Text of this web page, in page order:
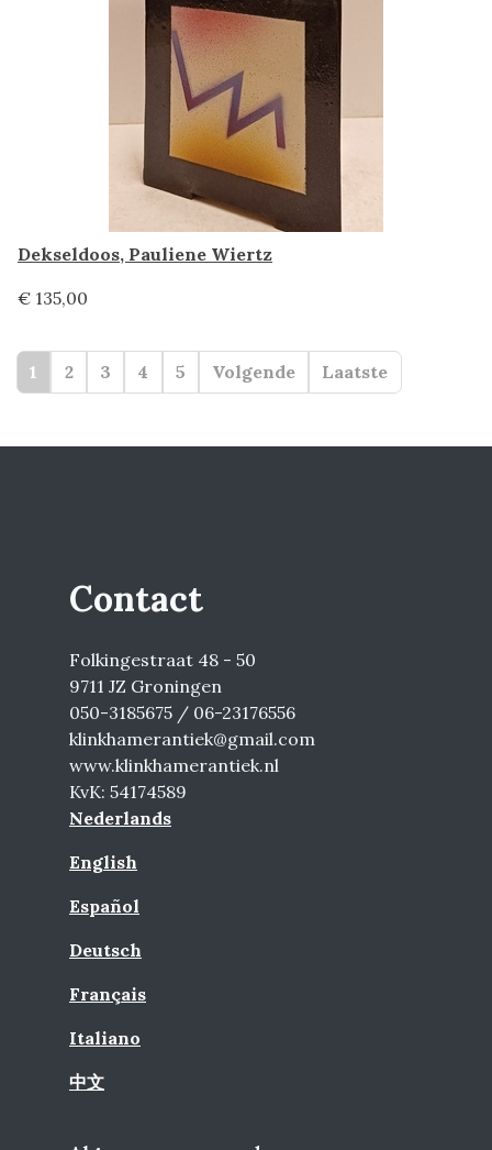
Dekseldoos, Pauliene Wiertz
€ 135,00
1 2 3 4 5 Volgende Laatste
Contact
Folkingestraat 48 - 50
9711 JZ Groningen
050-3185675 / 06-23176556
klinkhamerantiek@gmail.com
www.klinkhamerantiek.nl
KvK: 54174589
Nederlands
English
Español
Deutsch
Français
Italiano
中文